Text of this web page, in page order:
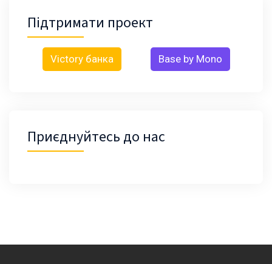
Підтримати проект
Victory банка Base by Mono
Приєднуйтесь до нас